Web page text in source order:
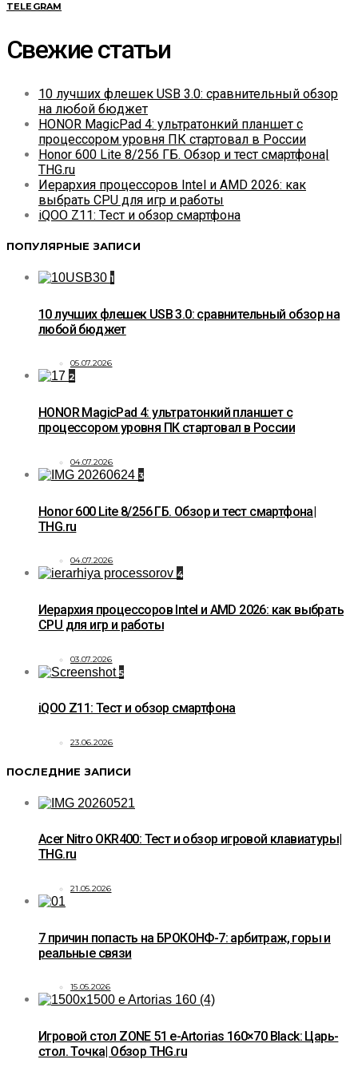
TELEGRAM
Свежие статьи
10 лучших флешек USB 3.0: сравнительный обзор
на любой бюджет
HONOR MagicPad 4: ультратонкий планшет с
процессором уровня ПК стартовал в России
Honor 600 Lite 8/256 ГБ. Обзор и тест смартфона|
THG.ru
Иерархия процессоров Intel и AMD 2026: как
выбрать CPU для игр и работы
iQOO Z11: Тест и обзор смартфона
ПОПУЛЯРНЫЕ ЗАПИСИ
1
10 лучших флешек USB 3.0: сравнительный обзор на
любой бюджет
05.07.2026
2
HONOR MagicPad 4: ультратонкий планшет с
процессором уровня ПК стартовал в России
04.07.2026
3
Honor 600 Lite 8/256 ГБ. Обзор и тест смартфона|
THG.ru
04.07.2026
4
Иерархия процессоров Intel и AMD 2026: как выбрать
CPU для игр и работы
03.07.2026
5
iQOO Z11: Тест и обзор смартфона
23.06.2026
ПОСЛЕДНИЕ ЗАПИСИ
Acer Nitro OKR400: Тест и обзор игровой клавиатуры|
THG.ru
21.05.2026
7 причин попасть на БРОКОНФ-7: арбитраж, горы и
реальные связи
15.05.2026
Игровой стол ZONE 51 e-Artorias 160×70 Black: Царь-
стол. Точка| Обзор THG.ru